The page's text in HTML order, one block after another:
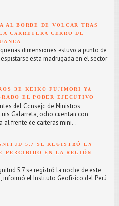
AL BORDE DE VOLCAR TRAS
CARRETERA CERRO DE
dimensiones estuvo a punto de
esta madrugada en el sector
DE KEIKO FUJIMORI YA
EL PODER EJECUTIVO
del Consejo de Ministros
Galarreta, ocho cuentan con
al frente de carteras mini...
5.7 SE REGISTRÓ EN
PERCIBIDO EN LA REGIÓN
5.7 se registró la noche de este
informó el Instituto Geofísico del Perú